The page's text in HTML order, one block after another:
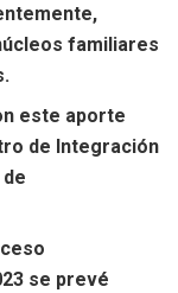
familiares
este aporte
de Integración
se prevé